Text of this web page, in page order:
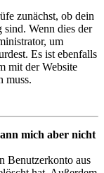
zunächst, ob dein
sind. Wenn dies der
um
Es ist ebenfalls
mit der Website
muss.
mich aber nicht
Benutzerkonto aus